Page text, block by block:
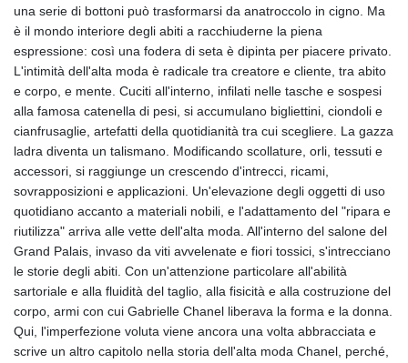
una serie di bottoni può trasformarsi da anatroccolo in cigno. Ma
è il mondo interiore degli abiti a racchiuderne la piena
espressione: così una fodera di seta è dipinta per piacere privato.
L'intimità dell'alta moda è radicale tra creatore e cliente, tra abito
e corpo, e mente. Cuciti all'interno, infilati nelle tasche e sospesi
alla famosa catenella di pesi, si accumulano bigliettini, ciondoli e
cianfrusaglie, artefatti della quotidianità tra cui scegliere. La gazza
ladra diventa un talismano. Modificando scollature, orli, tessuti e
accessori, si raggiunge un crescendo d'intrecci, ricami,
sovrapposizioni e applicazioni. Un'elevazione degli oggetti di uso
quotidiano accanto a materiali nobili, e l'adattamento del "ripara e
riutilizza" arriva alle vette dell'alta moda. All'interno del salone del
Grand Palais, invaso da viti avvelenate e fiori tossici, s'intrecciano
le storie degli abiti. Con un'attenzione particolare all'abilità
sartoriale e alla fluidità del taglio, alla fisicità e alla costruzione del
corpo, armi con cui Gabrielle Chanel liberava la forma e la donna.
Qui, l'imperfezione voluta viene ancora una volta abbracciata e
scrive un altro capitolo nella storia dell'alta moda Chanel, perché,